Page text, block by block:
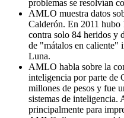
problemas se resolvían
AMLO muestra datos
Calderón. En 2011 hubo
contra solo 84 heridos y
de "mátalos en caliente"
Luna.
AMLO habla sobre la
inteligencia por parte de
millones de pesos y fue
sistemas de
principalmente para